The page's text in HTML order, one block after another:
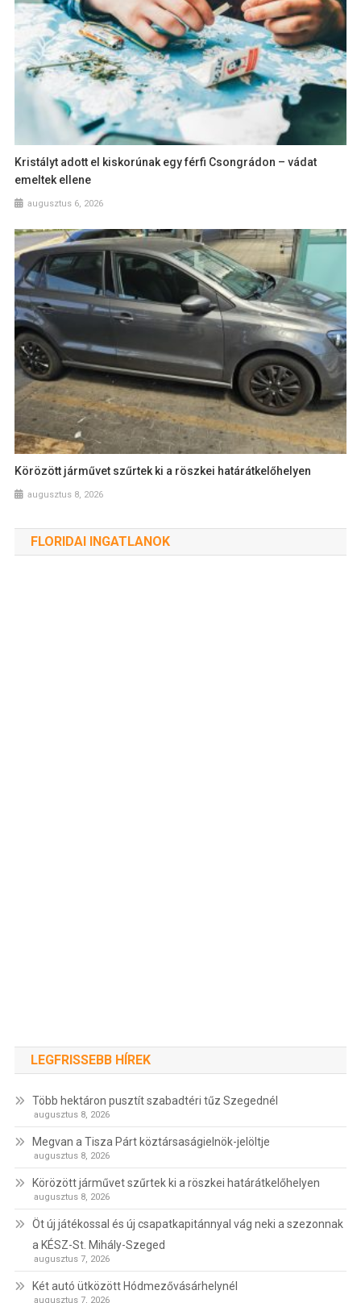
Kristályt adott el kiskorúnak egy férfi Csongrádon – vádat
emeltek ellene
augusztus 6, 2026
Körözött járművet szűrtek ki a röszkei határátkelőhelyen
augusztus 8, 2026
FLORIDAI INGATLANOK
LEGFRISSEBB HÍREK
Több hektáron pusztít szabadtéri tűz Szegednél
augusztus 8, 2026
Megvan a Tisza Párt köztársaságielnök-jelöltje
augusztus 8, 2026
Körözött járművet szűrtek ki a röszkei határátkelőhelyen
augusztus 8, 2026
Öt új játékossal és új csapatkapitánnyal vág neki a szezonnak
a KÉSZ-St. Mihály-Szeged
augusztus 7, 2026
Két autó ütközött Hódmezővásárhelynél
augusztus 7, 2026